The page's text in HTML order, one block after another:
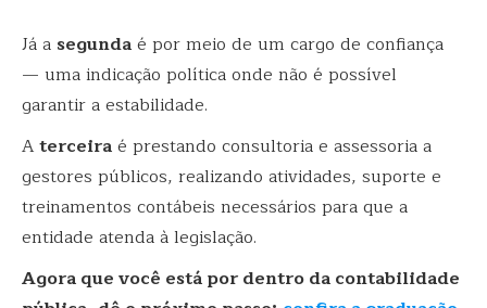
Já a segundaé por meio de um cargo de confiança
— uma indicação política onde não é possível
garantir a estabilidade.
Aterceiraé prestando consultoria e assessoria a
gestores públicos, realizando atividades, suporte e
treinamentos contábeis necessários para que a
entidade atenda à legislação.
Agora que você está por dentro da contabilidade